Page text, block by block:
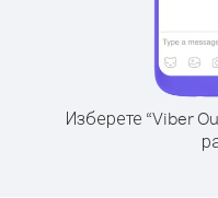
Изберете “Viber